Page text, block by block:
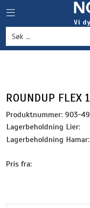
Toggle navigation
ROUNDUP FLEX
Produktnummer: 903-
Lagerbeholdning Lier:
Lagerbeholdning Hamar:
Pris fra:
Grønnsaker
Frukt og bær